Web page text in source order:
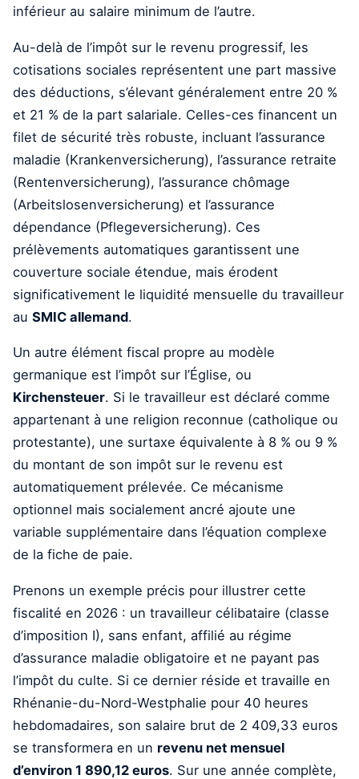
inférieur au salaire minimum de l’autre.
Au-delà de l’impôt sur le revenu progressif, les
cotisations sociales représentent une part massive
des déductions, s’élevant généralement entre 20 %
et 21 % de la part salariale. Celles-ces financent un
filet de sécurité très robuste, incluant l’assurance
maladie (Krankenversicherung), l’assurance retraite
(Rentenversicherung), l’assurance chômage
(Arbeitslosenversicherung) et l’assurance
dépendance (Pflegeversicherung). Ces
prélèvements automatiques garantissent une
couverture sociale étendue, mais érodent
significativement le liquidité mensuelle du travailleur
au SMIC allemand.
Un autre élément fiscal propre au modèle
germanique est l’impôt sur l’Église, ou
Kirchensteuer. Si le travailleur est déclaré comme
appartenant à une religion reconnue (catholique ou
protestante), une surtaxe équivalente à 8 % ou 9 %
du montant de son impôt sur le revenu est
automatiquement prélevée. Ce mécanisme
optionnel mais socialement ancré ajoute une
variable supplémentaire dans l’équation complexe
de la fiche de paie.
Prenons un exemple précis pour illustrer cette
fiscalité en 2026 : un travailleur célibataire (classe
d’imposition I), sans enfant, affilié au régime
d’assurance maladie obligatoire et ne payant pas
l’impôt du culte. Si ce dernier réside et travaille en
Rhénanie-du-Nord-Westphalie pour 40 heures
hebdomadaires, son salaire brut de 2 409,33 euros
se transformera en un revenu net mensuel
d’environ 1 890,12 euros. Sur une année complète,